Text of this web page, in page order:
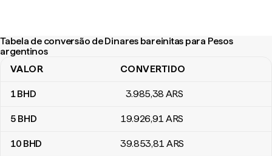
Tabela de conversão de Dinares bareinitas para Pesos
argentinos
Tabela de conversão de Dinares bareinitas para Pesos
VALOR CONVERTIDO
1BHD 3.985,38 ARS
5 BHD 19.926,91 ARS
10 BHD 39.853,81 ARS